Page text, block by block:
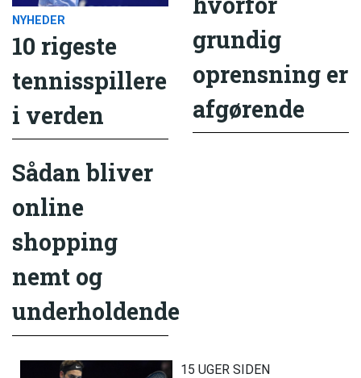
NYHEDER
10 rigeste
tennisspillere
i verden
grundig
oprensning er
afgørende
Sådan bliver
online
shopping
nemt og
underholdende
15 UGER SIDEN